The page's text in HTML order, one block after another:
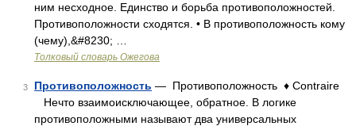
ним несходное. Единство и борьба противоположностей.
Противоположности сходятся. • В противоположность кому
(чему),&#8230; …
Толковый словарь Ожегова
3 Противоположность — Противоположность ♦ Contraire
Нечто взаимоисключающее, обратное. В логике
противоположными называют два универсальных